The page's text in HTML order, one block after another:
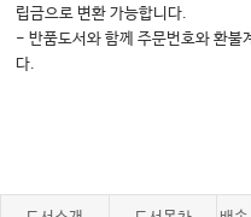
립금으로 변환 가능합니다.
- 반품도서와 함께 주문번호와 환불
다.